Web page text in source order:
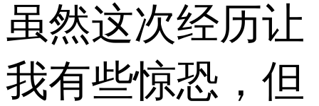
虽然这次经历让
我有些惊恐，但